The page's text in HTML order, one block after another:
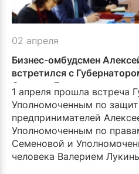
02 апреля
Бизнес-омбудсмен
встретился с
Сергеем Ерощенко
1 апреля прошла встреча
Уполномо­ченным по
предпринимателей
Уполномочен­ным по
Семеновой и
человека Валерием